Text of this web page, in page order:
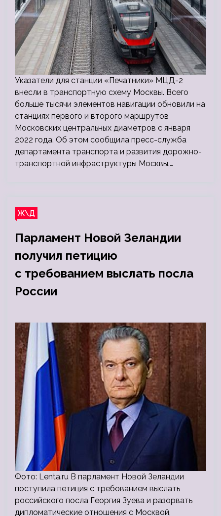
Указатели для станции «Печатники» МЦД-2
внесли в транспортную схему Москвы. Всего
больше тысячи элементов навигации обновили на
станциях первого и второго маршрутов
Московских центральных диаметров с января
2022 года. Об этом сообщила пресс-служба
департамента транспорта и развития дорожно-
транспортной инфраструктуры Москвы.…
Ж\Д
Парламент Новой Зеландии
получил петицию
с требованием выслать посла
России
Фото: Lenta.ru В парламент Новой Зеландии
поступила петиция с требованием выслать
российского посла Георгия Зуева и разорвать
дипломатические отношения с Москвой,